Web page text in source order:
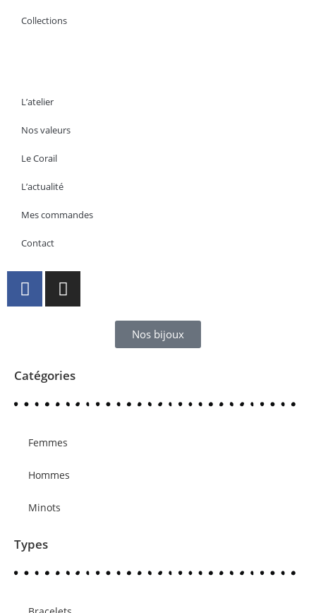
Collections
L’atelier
Nos valeurs
Le Corail
L’actualité
Mes commandes
Contact
Nos bijoux
Catégories
Femmes
Hommes
Minots
Types